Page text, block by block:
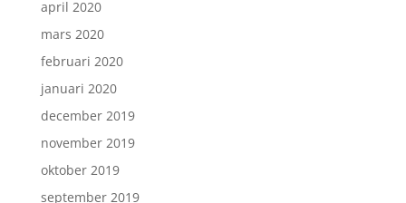
april 2020
mars 2020
februari 2020
januari 2020
december 2019
november 2019
oktober 2019
september 2019